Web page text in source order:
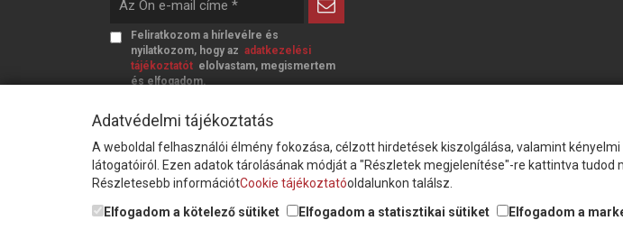
Feliratkozom a hírlevélre és
nyilatkozom, hogy azadatkezelési
tájékoztatót elolvastam, megismertem
és elfogadom.
© Copyright Triász-Tömlő Kft. | Minden jog
fenntartva!
Adatvédelmi tájékoztatás
A weboldal felhasználói élmény fokozása, célzott hirdetések kiszolgálása, valamint
látogatóiról. Ezen adatok tárolásának módját a "Részletek megjelenítése"-re kattintva tudod
Részletesebb információtCookie tájékoztatóoldalunkon találsz.
Elfogadom a kötelező sütiket
Elfogadom a statisztikai sütiket Elfogadom a